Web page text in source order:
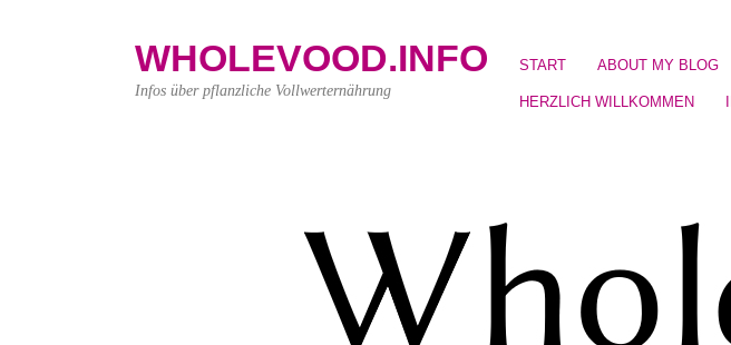
START ABOUT MY BLOG
HERZLICH WILLKOMMEN
WHOLEVOOD.INFO
Infos über pflanzliche Vollwerternährung